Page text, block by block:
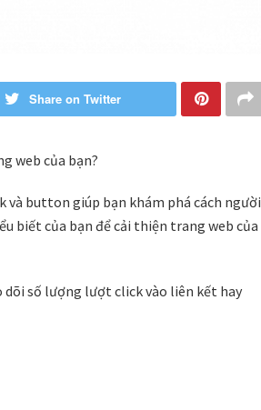
Share on Twitter
web của bạn?
và button giúp bạn khám phá cách người
biết của bạn để cải thiện trang web của
dõi số lượng lượt click vào liên kết hay